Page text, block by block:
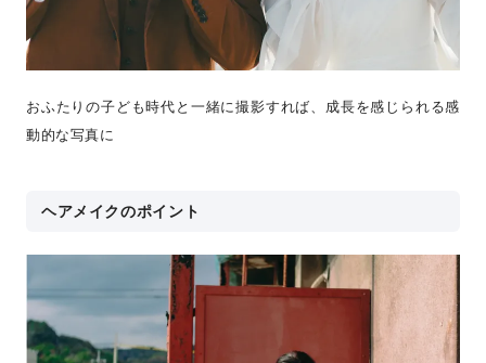
おふたりの子ども時代と一緒に撮影すれば、成長を感じられる感
動的な写真に
ヘアメイクのポイント